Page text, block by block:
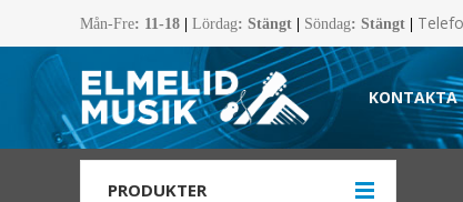
Mån-Fre: 11-18 Lördag: Stängt Söndag: Stängt
KONTAKTA
PRODUKTER